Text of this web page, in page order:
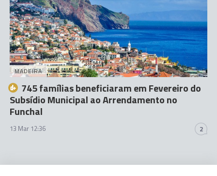
MADEIRA
745 famílias beneficiaram em Fevereiro do
Subsídio Municipal ao Arrendamento no
Funchal
13 Mar 12:36 2